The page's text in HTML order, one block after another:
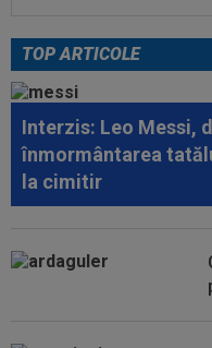
Lionel Messi a
22:13 OFICIAL Gata!
22:08 LIVE
și Mawa, ocazii uriașe!
21:51
A cerut să plece
21:35 OFICIAL
OUT
TOP ARTICOLE
Interzis: Leo Messi,
înmormântarea
la cimitir